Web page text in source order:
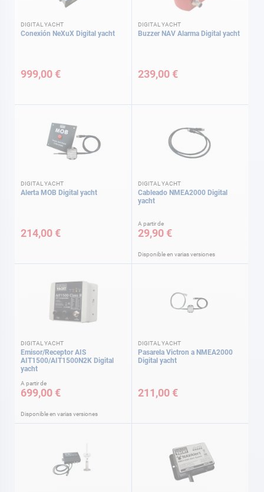
DIGITAL YACHT
Conexión NeXuX Digital yacht
999,00 €
DIGITAL YACHT
Buzzer NAV Alarma Digital yacht
239,00 €
DIGITAL YACHT
Alerta MOB Digital yacht
214,00 €
DIGITAL YACHT
Cableado NMEA2000 Digital
yacht
A partir de
29,90 €
Disponible en varias versiones
DIGITAL YACHT
Emisor/Receptor AIS
AIT1500/AIT1500N2K Digital
yacht
A partir de
699,00 €
Disponible en varias versiones
DIGITAL YACHT
Pasarela Victron a NMEA2000
Digital yacht
211,00 €